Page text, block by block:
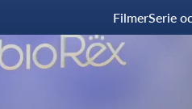
FilmerSerie